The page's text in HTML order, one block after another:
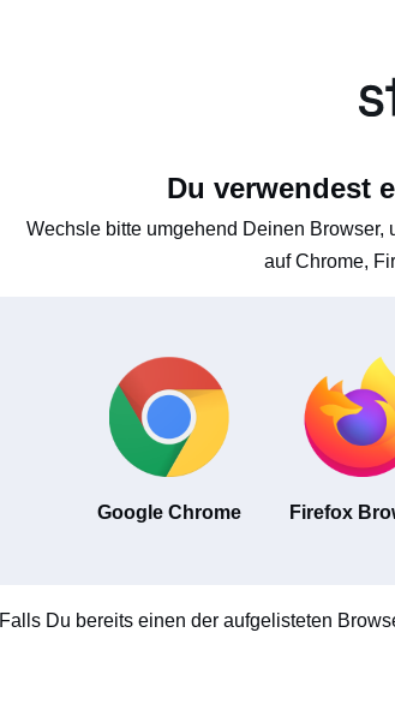
Du verwendest
Wechsle bitte umgehend Deinen Browser,
auf Chrome,
Google Chrome Firefox
Falls Du bereits einen der aufgelisteten